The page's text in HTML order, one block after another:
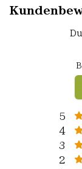
5
4
3
2